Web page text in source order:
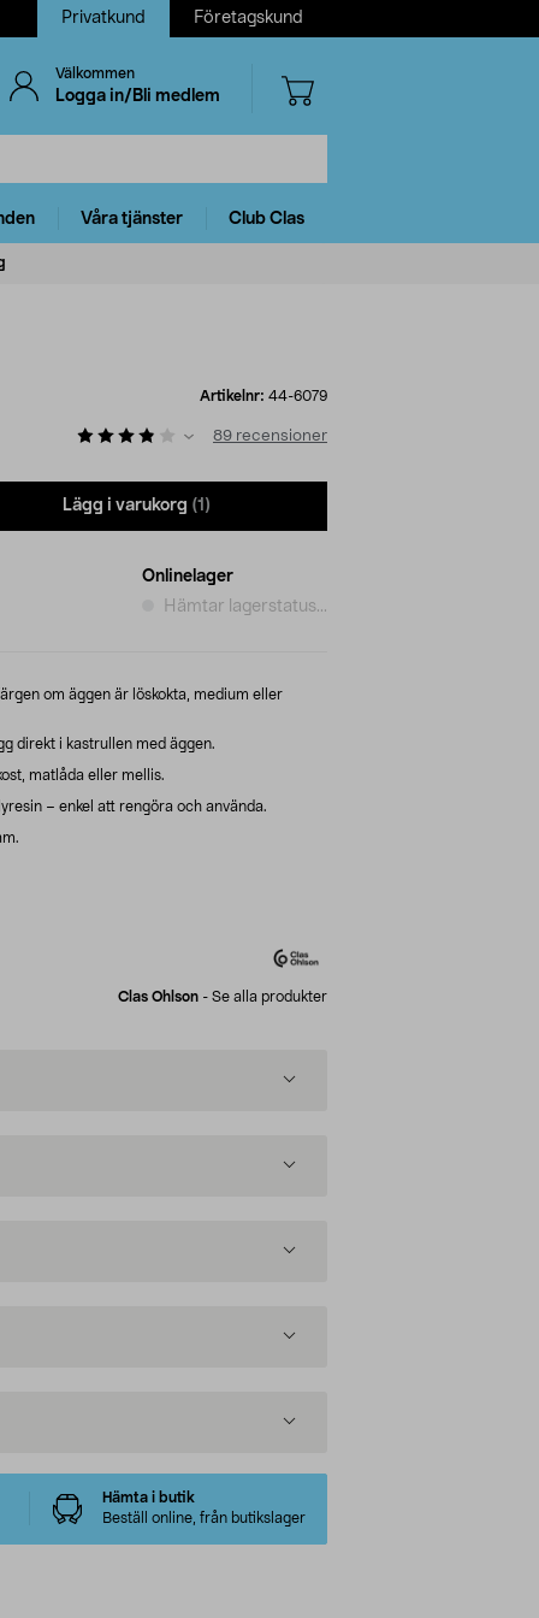
Privatkund Företagskund
Välkommen
Logga in/Bli medlem
Våra tjänster Club Clas
Artikelnr: 44-6079
89 recensioner
Lägg i varukorg (1)
Onlinelager
Hämtar lagerstatus...
om äggen är löskokta, medium eller
direkt i kastrullen med äggen.
matlåda eller mellis.
– enkel att rengöra och använda.
Clas Ohlson - Se alla produkter
Hämta i butik
Beställ online, från butikslager